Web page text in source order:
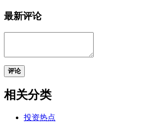
最新评论
评论
相关分类
投资热点